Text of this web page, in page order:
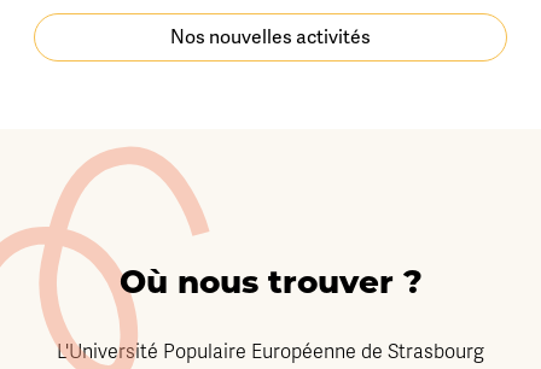
Nos nouvelles activités
Où nous trouver ?
L'Université Populaire Européenne de Strasbourg